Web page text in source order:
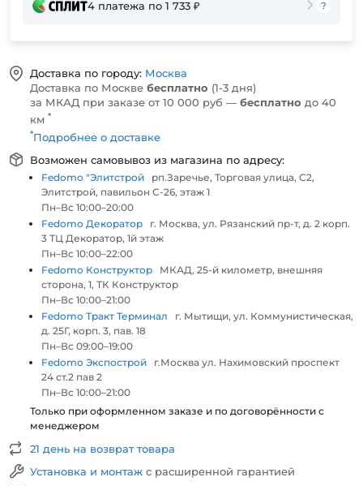
4 платежа по 1 733 ₽
Доставка по городу: Москва
Доставка по Москве бесплатно (1-3 дня)
за МКАД при заказе от 10 000 руб — бесплатно до 40
км *
*Подробнее о доставке
Возможен самовывоз из магазина по адресу:
Fedomo "Элитстрой
рп.Заречье, Торговая улица, С2,
Элитстрой, павильон С-26, этаж 1
Пн–Вс 10:00–20:00
Fedomo Декоратор
г. Москва, ул. Рязанский пр-т, д. 2 корп.
3 ТЦ Декоратор, 1й этаж
Пн–Вс 10:00–22:00
Fedomo Конструктор
МКАД, 25-й километр, внешняя
сторона, 1, ТК Конструктор
Пн–Вс 10:00–21:00
Fedomo Тракт Терминал
г. Мытищи, ул. Коммунистическая,
д. 25Г, корп. 3, пав. 18
Пн–Вс 09:00–19:00
Fedomo Экспострой
г.Москва ул. Нахимовский проспект
24 ст.2 пав 2
Пн–Вс 10:00–21:00
Только при оформленном заказе и по договорённости с
менеджером
21 день на возврат товара
Установка и монтаж с расширенной гарантией